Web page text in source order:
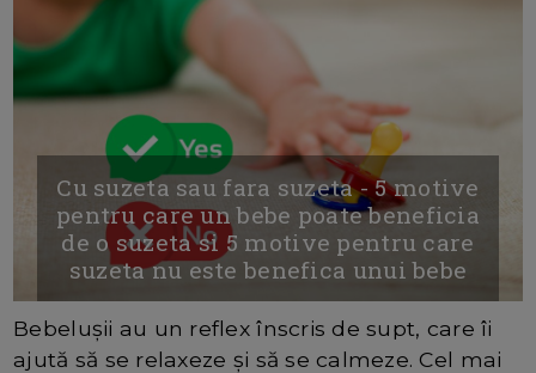
Cu suzeta sau fara suzeta - 5 motive
pentru care un bebe poate beneficia
de o suzeta si 5 motive pentru care
suzeta nu este benefica unui bebe
Bebelușii au un reflex înscris de supt, care îi
ajută să se relaxeze și să se calmeze. Cel mai